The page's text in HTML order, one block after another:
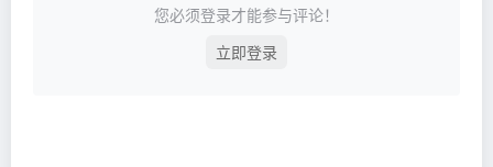
您必须登录才能参与评论！
立即登录